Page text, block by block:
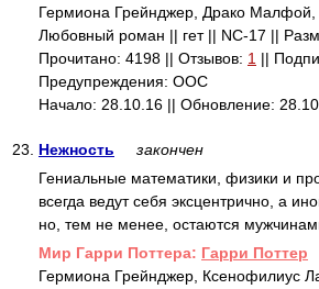
Гермиона Грейнджер, Драко
Любовный роман || гет || NC-17 ||
Прочитано: 4198 || Отзывов: 1 ||
Предупреждения: ООС
Начало: 28.10.16 || Обновление:
23. Нежность
закончен
Гениальные математики, физики и
всегда ведут себя эксцентрично, а
но, тем не менее, остаются
Mир Гарри Поттера: Гарри Поттер
Гермиона Грейнджер, Ксенофилиус